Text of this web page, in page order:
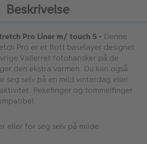
Beskrivelse
Pro Liner m/ touch S - Denne
Pro er et flott baselayer designet
Vallerret fotohansker på de
den ekstra varmen. Du kan også
seg selv på en mild vinterdag eller
Pekefinger og tommelfinger
eller for seg selv på milde